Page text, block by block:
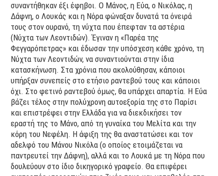
συναντήθηκαν έξι έφηβοι. Ο Μάνος, η Εύα, ο Νικόλας, η
Δάφνη, ο Λουκάς και η Νόρα φώναξαν δυνατά τα όνειρά
τους στον ουρανό, τη νύχτα που έπεφταν τα αστέρια
(Νύχτα των Λεοντιδών). Έγιναν η «Παρέα της
Φεγγαρόπετρας» και έδωσαν την υπόσχεση κάθε χρόνο, τη
Νύχτα των Λεοντιδών, να συναντιούνται στην ίδια
κατασκήνωση. Στα χρόνια που ακολούθησαν, κάποιοι
υπήρξαν συνεπείς στο ετήσιο ραντεβού τους και κάποιοι
όχι. Στο φετινό ραντεβού όμως, θα υπάρχει απαρτία. Η Εύα
βάζει τέλος στην πολύχρονη αυτοεξορία της στο Παρίσι
και επιστρέφει στην Ελλάδα για να διεκδικήσει τον
εραστή της το Μάνο, από τη γυναίκα του Μελίτα και την
κόρη του Νεφέλη. Η άφιξη της θα αναστατώσει και τον
αδελφό του Μάνου Νικόλα (ο οποίος ετοιμάζεται να
παντρευτεί την Δάφνη), αλλά και το Λουκά με τη Νόρα που
δουλεύουν στο ίδιο δικηγορικό γραφείο. Θα επιφέρει